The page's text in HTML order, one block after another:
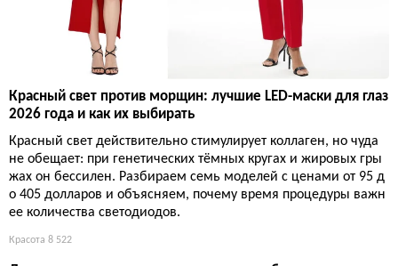
Красный свет против морщин: лучшие LED-маски для глаз
2026 года и как их выбирать
Красный свет действительно стимулирует коллаген, но чуда
не обещает: при генетических тёмных кругах и жировых гры
жах он бессилен. Разбираем семь моделей с ценами от 95 д
о 405 долларов и объясняем, почему время процедуры важн
ее количества светодиодов.
Красота 8 522